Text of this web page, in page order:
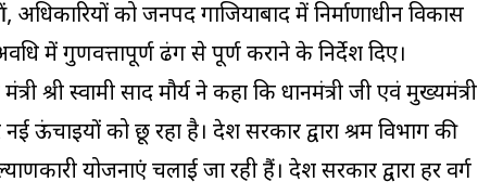
अधिकारियों को जनपद गाजियाबाद में निर्माणाधीन विकास
में गुणवत्तापूर्ण ढंग से पूर्ण कराने के निर्देश दिए।
स्वामी प्रसाद मौर्य ने कहा कि प्रधानमंत्री जी एवं मुख्यमंत्री
ऊंचाइयों को छू रहा है। प्रदेश सरकार द्वारा श्रम विभाग की
योजनाएं चलाई जा रही हैं। प्रदेश सरकार द्वारा हर वर्ग